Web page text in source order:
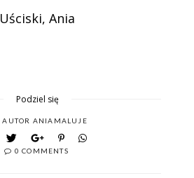
Uściski, Ania
Podziel się
AUTOR ANIAMALUJE
0 COMMENTS